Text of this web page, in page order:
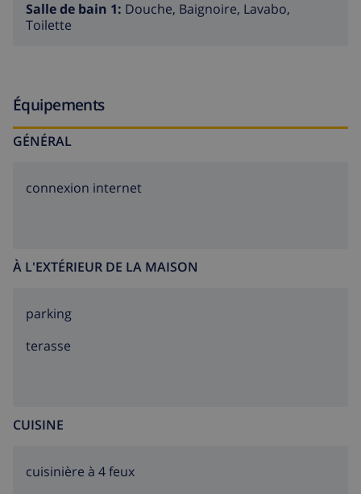
Salle de bain 1: Douche, Baignoire, Lavabo,
Toilette
Équipements
GÉNÉRAL
connexion internet
À L'EXTÉRIEUR DE LA MAISON
parking
terasse
CUISINE
cuisinière à 4 feux